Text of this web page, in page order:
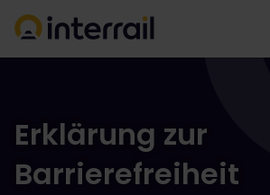
Erklärung zur
Barrierefreiheit